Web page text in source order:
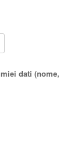
dati (nome,